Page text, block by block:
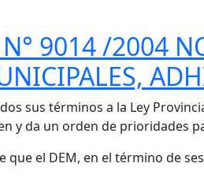
9014 /2004
sus términos a la Ley
y da un orden de prioridades
que el DEM, en el término de